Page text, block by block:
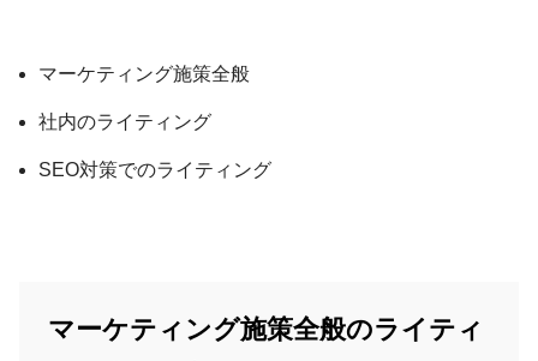
マーケティング施策全般
社内のライティング
SEO対策でのライティング
マーケティング施策全般のライティ